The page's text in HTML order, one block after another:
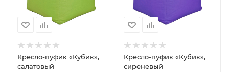
Кресло-пуфик «Кубик»,
салатовый
Кресло-пуфик «Кубик»,
сиреневый